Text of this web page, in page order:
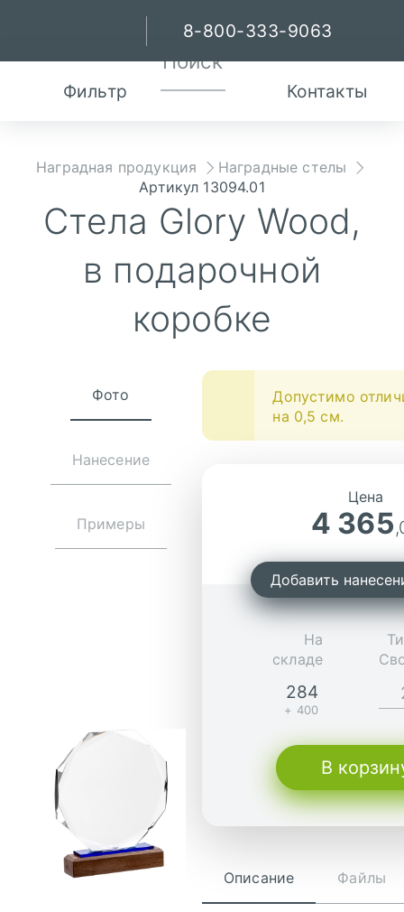
8-800-333-9063
Фильтр Контакты
Наградная продукция
Наградные стелы
Артикул 13094.01
Стела Glory Wood,
в подарочной
коробке
Фото
Нанесение
Примеры
Допустимо
на 0,5 см.
Цена
4 365
Добавить
На
складе
284
+ 400
В
Описание Файлы